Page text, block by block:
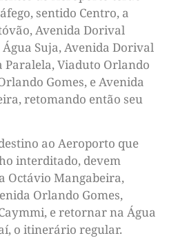
sentido Centro, a
Avenida Dorival
Suja, Avenida Dorival
Paralela, Viaduto Orlando
Gomes, e Avenida
retomando então seu
ao Aeroporto que
interditado, devem
Octávio Mangabeira,
Orlando Gomes,
e retornar na Água
o itinerário regular.